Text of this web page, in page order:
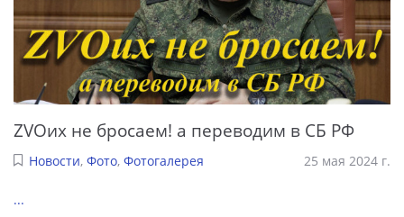
ZVOих не бросаем! а переводим в СБ РФ
Новости, Фото, Фотогалерея 25 мая 2024 г.
...